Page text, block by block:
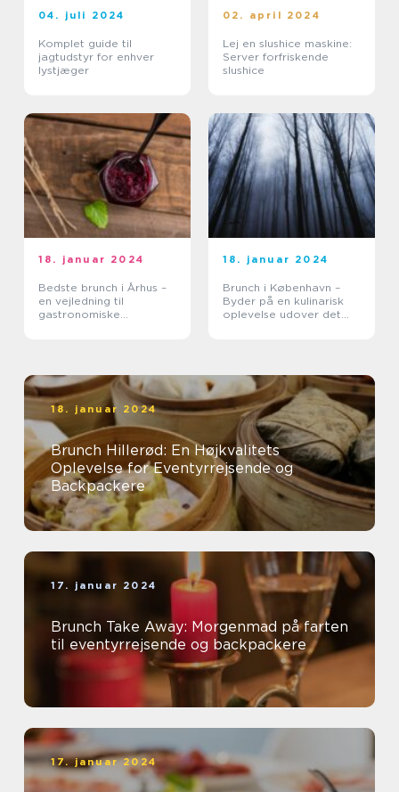
04. juli 2024
Komplet guide til
jagtudstyr for enhver
lystjæger
02. april 2024
Lej en slushice maskine:
Server forfriskende
slushice
18. januar 2024
Bedste brunch i Århus –
en vejledning til
gastronomiske
18. januar 2024
Brunch i København –
Byder på en kulinarisk
oplevelse udover det
18. januar 2024
Brunch Hillerød: En Højkvalitets
Oplevelse for Eventyrrejsende og
Backpackere
17. januar 2024
Brunch Take Away: Morgenmad på farten
til eventyrrejsende og backpackere
17. januar 2024